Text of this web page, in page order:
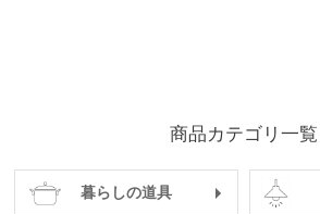
商品カテゴリ一覧
暮らしの道具